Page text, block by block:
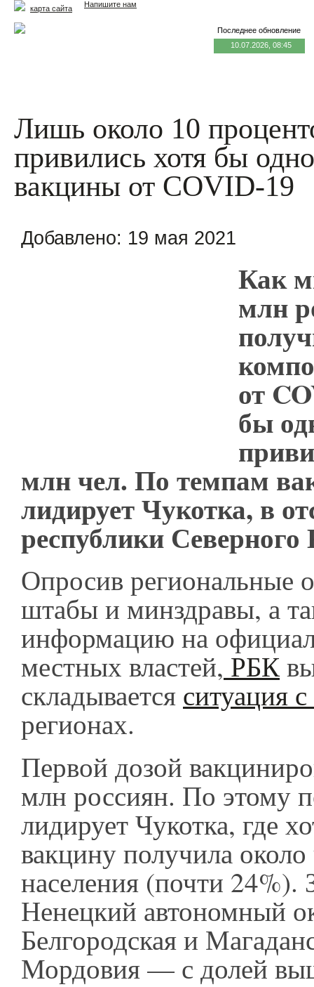
Напишите нам
карта сайта
Последнее обновление
10.07.2026, 08:45
Лишь около 10
привились хотя бы
вакцины от COVID-19
Добавлено: 19 мая 2021
Как
млн
от
бы
млн чел. По темпам
лидирует Чукотка, в
республики Северного
Опросив региональные
штабы и минздравы, а
информацию на
местных властей, РБК
складывается ситуация
регионах.
Первой дозой
млн россиян. По этому
лидирует Чукотка, где
вакцину получила около
населения (почти 24%).
Ненецкий автономный
Белгородская и
Мордовия — с долей